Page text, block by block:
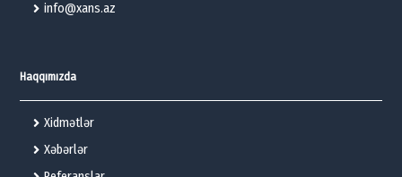
info@xans.az
Haqqımızda
Xidmətlər
Xəbərlər